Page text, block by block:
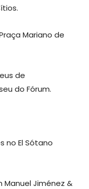
Mariano de
de
do Fórum.
no El Sótano
Jiménez &